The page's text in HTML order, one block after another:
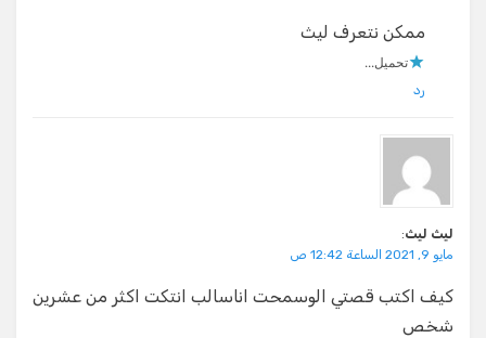
ممكن نتعرف ليث
تحميل...
رد
ليث ليث:
مايو 9, 2021 الساعة 12:42 ص
كيف اكتب قصتي الوسمحت اناسالب انتكت اكثر من عشرين
شخص